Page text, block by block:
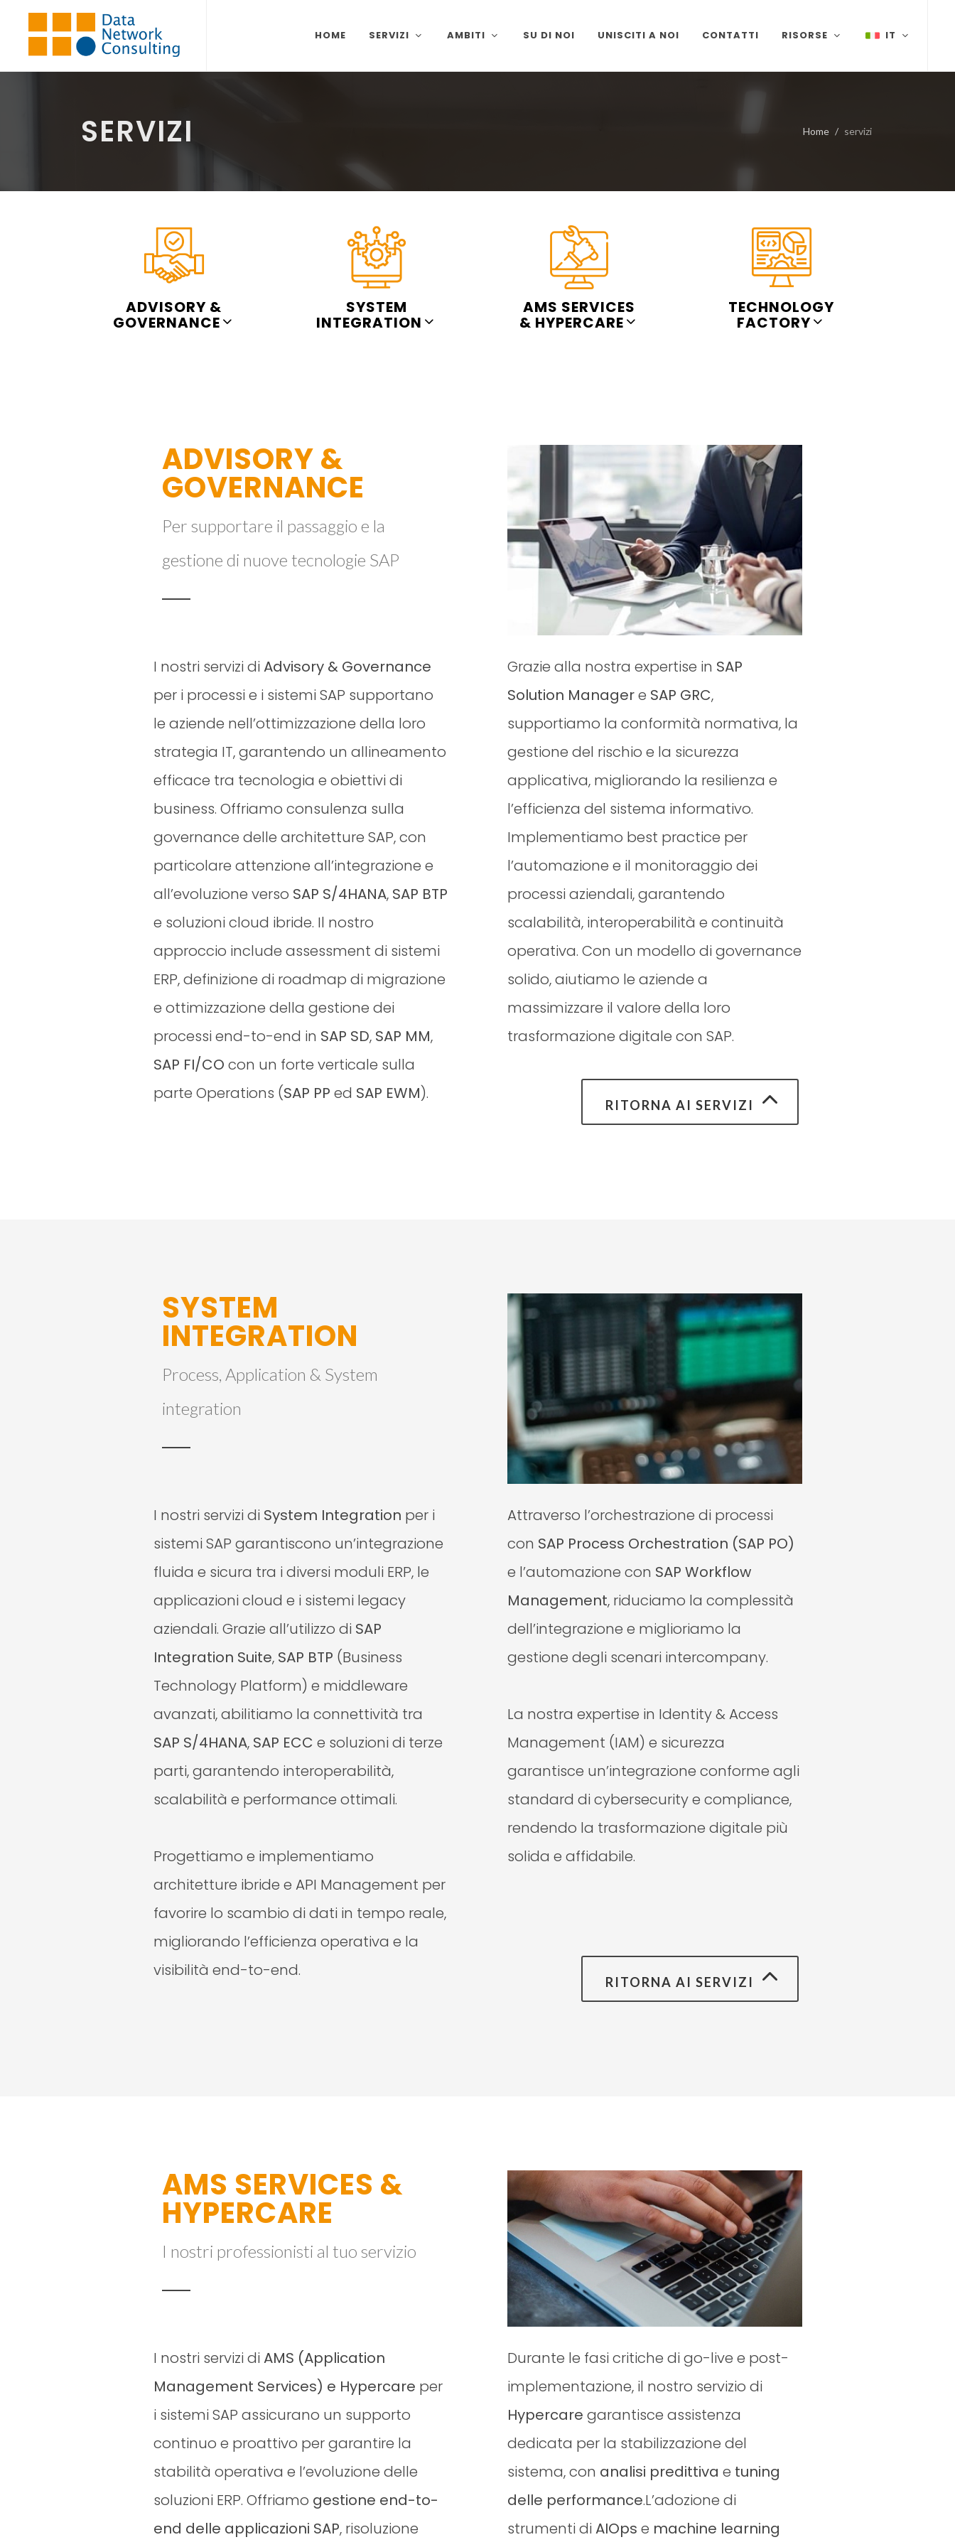
HOME SERVIZI AMBITI SU DI NOI UNISCITI A NOI CONTATTI RISORSE IT
SERVIZI Home servizi
ADVISORY &
GOVERNANCE
SYSTEM
INTEGRATION
AMS SERVICES
& HYPERCARE
TECHNOLOGY
FACTORY
ADVISORY &
GOVERNANCE
Per supportare il passaggio e la
gestione di nuove tecnologie SAP​​
I nostri servizi di Advisory & Governance
per i processi e i sistemi SAP supportano
le aziende nell’ottimizzazione della loro
strategia IT, garantendo un allineamento
efficace tra tecnologia e obiettivi di
business. Offriamo consulenza sulla
governance delle architetture SAP, con
particolare attenzione all’integrazione e
all’evoluzione verso SAP S/4HANA, SAP BTP
e soluzioni cloud ibride. Il nostro
approccio include assessment di sistemi
ERP, definizione di roadmap di migrazione
e ottimizzazione della gestione dei
processi end-to-end in SAP SD, SAP MM,
SAP FI/CO con un forte verticale sulla
parte Operations (SAP PP ed SAP EWM).
Grazie alla nostra expertise in SAP
Solution Managere SAP GRC,
supportiamo la conformità normativa, la
gestione del rischio e la sicurezza
applicativa, migliorando la resilienza e
l’efficienza del sistema informativo.
Implementiamo best practice per
l’automazione e il monitoraggio dei
processi aziendali, garantendo
scalabilità, interoperabilità e continuità
operativa. Con un modello di governance
solido, aiutiamo le aziende a
massimizzare il valore della loro
trasformazione digitale con SAP.
RITORNA AI SERVIZI
SYSTEM
INTEGRATION
Process, Application & System
integration
I nostri servizi di System Integration per i
sistemi SAP garantiscono un’integrazione
fluida e sicura tra i diversi moduli ERP, le
applicazioni cloud e i sistemi legacy
aziendali. Grazie all’utilizzo di SAP
Integration Suite, SAP BTP (Business
Technology Platform) e middleware
avanzati, abilitiamo la connettività tra
SAP S/4HANA, SAP ECC e soluzioni di terze
parti, garantendo interoperabilità,
scalabilità e performance ottimali.
Progettiamo e implementiamo
architetture ibride e API Management per
favorire lo scambio di dati in tempo reale,
migliorando l’efficienza operativa e la
visibilità end-to-end.
Attraverso l’orchestrazione di processi
con SAP Process Orchestration (SAP PO)
e l’automazione con SAP Workflow
Management, riduciamo la complessità
dell’integrazione e miglioriamo la
gestione degli scenari intercompany.
La nostra expertise in Identity & Access
Management (IAM) e sicurezza
garantisce un’integrazione conforme agli
standard di cybersecurity e compliance,
rendendo la trasformazione digitale più
solida e affidabile.
RITORNA AI SERVIZI
AMS SERVICES &
HYPERCARE
I nostri professionisti al tuo servizio
I nostri servizi di AMS (Application
Management Services) e Hypercare per
i sistemi SAP assicurano un supporto
continuo e proattivo per garantire la
stabilità operativa e l’evoluzione delle
soluzioni ERP. Offriamo gestione end-to-
end delle applicazioni SAP, risoluzione
Durante le fasi critiche di go-live e post-
implementazione, il nostro servizio di
Hypercare garantisce assistenza
dedicata per la stabilizzazione del
sistema, con analisi predittiva e tuning
delle performance.L’adozione di
strumenti di AIOps e machine learning